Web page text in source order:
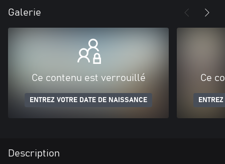
Galerie
Ce contenu est verrouillé
ENTREZ VOTRE DATE DE NAISSANCE
Ce
Description